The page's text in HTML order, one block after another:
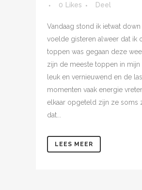
0
Likes Deel
Vandaag stond ik ietwat down
voelde gisteren alweer dat ik
toppen was gegaan deze
zijn de meeste toppen in mijn
leuk en vernieuwend en de
momenten vaak energie
elkaar opgeteld zijn ze soms
dat...
LEES MEER